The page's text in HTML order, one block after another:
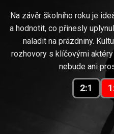
Na závěr školního roku je
a hodnotit, co přinesly
naladit na prázdniny.
rozhovory s klíčovými
nebude ani
2:1